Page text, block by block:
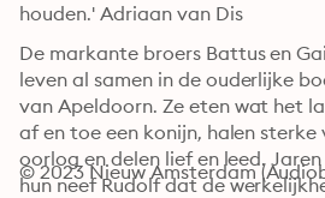
houden.' Adriaan van Dis
De markante broers Battus en
leven al samen in de ouderlijke
van Apeldoorn. Ze eten wat het
af en toe een konijn, halen
oorlog en delen lief en leed.
hun neef Rudolf dat de
© 2023 Nieuw Amsterdam